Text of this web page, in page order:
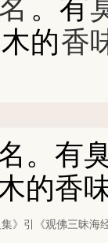
。有
木的香
。有
的香
》 引 《观佛三昧海